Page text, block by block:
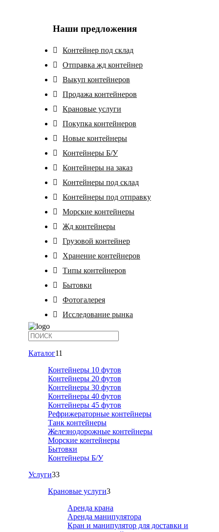
Наши предложения
Контейнер под склад
Отправка жд контейнер
Выкуп контейнеров
Продажа контейнеров
Крановые услуги
Покупка контейнеров
Новые контейнеры
Контейнеры Б/У
Контейнеры на заказ
Контейнеры под склад
Контейнеры под отправку
Морские контейнеры
Жд контейнеры
Грузовой контейнер
Хранение контейнеров
Tипы контейнеров
Бытовки
Фотогалерея
Исследование рынка
Каталог11
Контейнеры 10 футов
Контейнеры 20 футов
Контейнеры 30 футов
Контейнеры 40 футов
Контейнеры 45 футов
Рефрижераторные контейнеры
Танк контейнеры
Железнодорожные контейнеры
Морские контейнеры
Бытовки
Контейнеры Б/У
Услуги33
Крановые услуги3
Аренда крана
Аренда манипулятора
Кран и манипулятор для доставки и